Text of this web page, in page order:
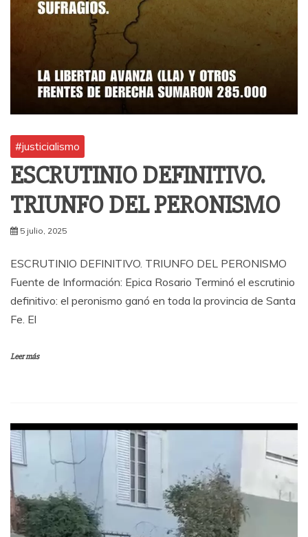
#justicialismo
ESCRUTINIO DEFINITIVO.
TRIUNFO DEL PERONISMO
5 julio, 2025
ESCRUTINIO DEFINITIVO. TRIUNFO DEL PERONISMO
Fuente de Información: Epica Rosario Terminó el escrutinio
definitivo: el peronismo ganó en toda la provincia de Santa
Fe. El
Leer más